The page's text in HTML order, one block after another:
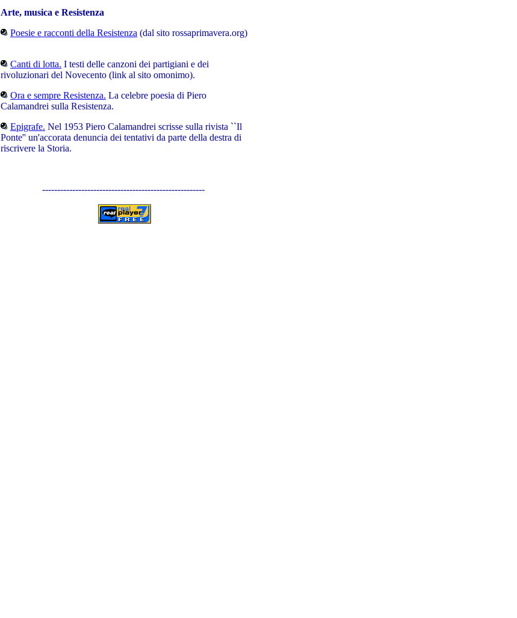
Arte, musica e Resistenza
Poesie e racconti della Resistenza (dal sito rossaprimavera.org)
Canti di lotta. I testi delle canzoni dei partigiani e dei
rivoluzionari del Novecento (link al sito omonimo).
Ora e sempre Resistenza. La celebre poesia di Piero
Calamandrei sulla Resistenza.
Epigrafe. Nel 1953 Piero Calamandrei scrisse sulla rivista ``Il
Ponte'' un'accorata denuncia dei tentativi da parte della destra di
riscrivere la Storia.
------------------------------------------------------